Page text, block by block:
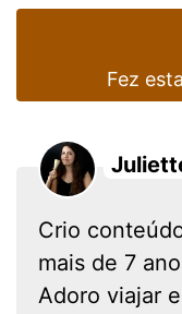
Fez
Crio
mais de 7
Adoro viajar